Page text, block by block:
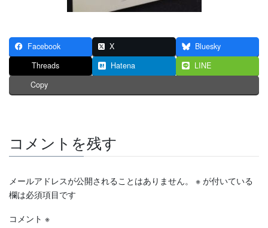
Facebook X
Bluesky
Threads
Hatena
LINE
Copy
コメントを残す
メールアドレスが公開されることはありません。 ※ が付いている
欄は必須項目です
コメント ※